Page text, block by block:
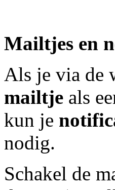
Mailtjes en
Als je via de
mailtje als
kun je
nodig.
Schakel de